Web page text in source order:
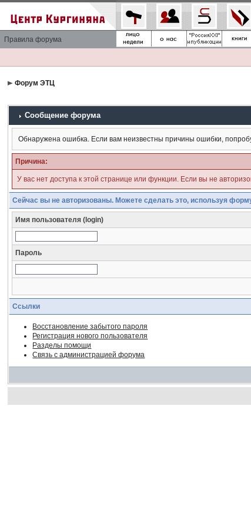
Правила форума
Форум ЭТЦ
Сообщение форума
Обнаружена ошибка. Если вам неизвестны причины ошибки,
Причина:
У вас нет доступа к этой странице или функции. Если вы не
Сейчас вы не авторизованы. Можете сделать это, используя
Имя пользователя (login)
Пароль
Ссылки
Восстановление забытого пароля
Регистрация нового пользователя
Разделы помощи
Связь с администрацией форума